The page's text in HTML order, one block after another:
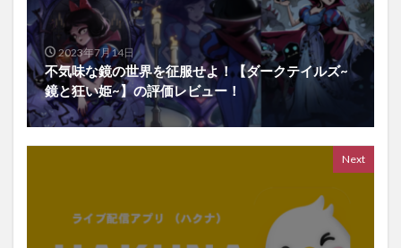
2023年7月14日
不気味な鏡の世界を征服せよ！【ダークテイルズ~
鏡と狂い姫~】の評価レビュー！
Next